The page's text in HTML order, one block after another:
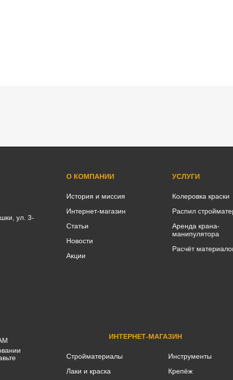
ул. 3-
О КОМПАНИИ
История и миссия
Интернет-магазин
Статьи
Новости
Акции
УСЛУГИ
Колеровка краски
Распил
Аренда крана-
манипулятора
Расчёт
ИНТЕРНЕТ-МАГАЗИН
Стройматериалы
Лаки и краска
Инструменты
Крепёж